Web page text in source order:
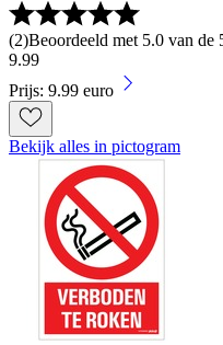
(2)Beoordeeld met 5.0 van de
9.99
Prijs: 9.99 euro
Bekijk alles in pictogram